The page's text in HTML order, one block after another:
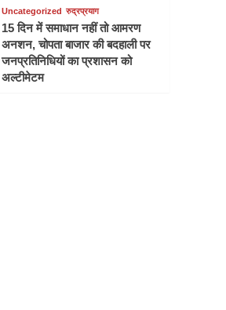
Uncategorized रुद्रप्रयाग
15 दिन में समाधान नहीं तो आमरण
अनशन, चोपता बाजार की बदहाली पर
जनप्रतिनिधियों का प्रशासन को
अल्टीमेटम